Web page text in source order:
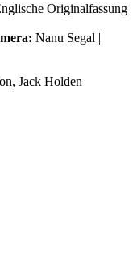
Originalfassung
Nanu Segal |
Jack Holden